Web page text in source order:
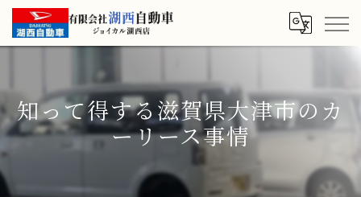
知って得する滋賀県大津市のカ
ーリース事情